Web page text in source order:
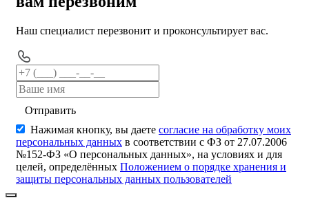
Наш специалист перезвонит и проконсультирует вас.
Отправить
Нажимая кнопку, вы даете согласие на обработку моих
персональных данных в соответствии с ФЗ от 27.07.2006
№152-ФЗ «О персональных данных», на условиях и для
целей, определённых Положением о порядке хранения и
защиты персональных данных пользователей